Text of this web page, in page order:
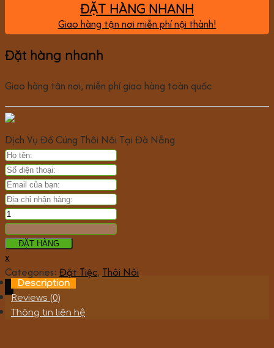
ĐẶT HÀNG NHANH
Giao hàng tận nơi miễn phí nội thành!
Đặt hàng nhanh
Giao hàng tân nơi, miễn phí giao hàng toàn quốc
Dịch Vụ Đồ Cúng Thôi Nôi Tại Đà Nẵng
ĐẶT HÀNG
x
Categories: Đặt Tiệc, Thôi Nôi
Description
Reviews (0)
Thông tin liên hệ